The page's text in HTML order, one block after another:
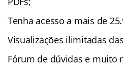
Tenha acesso a mais de
Visualizações ilimitadas
Fórum de dúvidas e muito